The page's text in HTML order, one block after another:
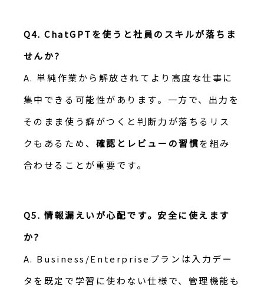
Q4. ChatGPTを使うと社員のスキルが落ちま
せんか?
A. 単純作業から解放されてより高度な仕事に
集中できる可能性があります。一方で、出力を
そのまま使う癖がつくと判断力が落ちるリス
クもあるため、 確認とレビューの習慣を組み
合わせることが重要です。
Q5. 情報漏えいが心配です。安全に使えます
か?
A. Business/Enterpriseプランは入力デー
タを既定で学習に使わない仕様で、管理機能も